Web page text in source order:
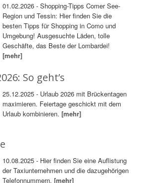
01.02.2026 - Shopping-Tipps Comer See-
Region und Tessin: Hier finden Sie die
besten Tipps für Shopping in Como und
Umgebung! Ausgesuchte Läden, tolle
Geschäfte, das Beste der Lombardei!
[mehr]
So geht’s
25.12.2025 - Urlaub 2026 mit Brückentagen
maximieren. Feiertage geschickt mit dem
Urlaub kombinieren.[mehr]
10.08.2025 - Hier finden Sie eine Auflistung
der Taxiunternehmen und die dazugehörigen
Telefonnummern.[mehr]